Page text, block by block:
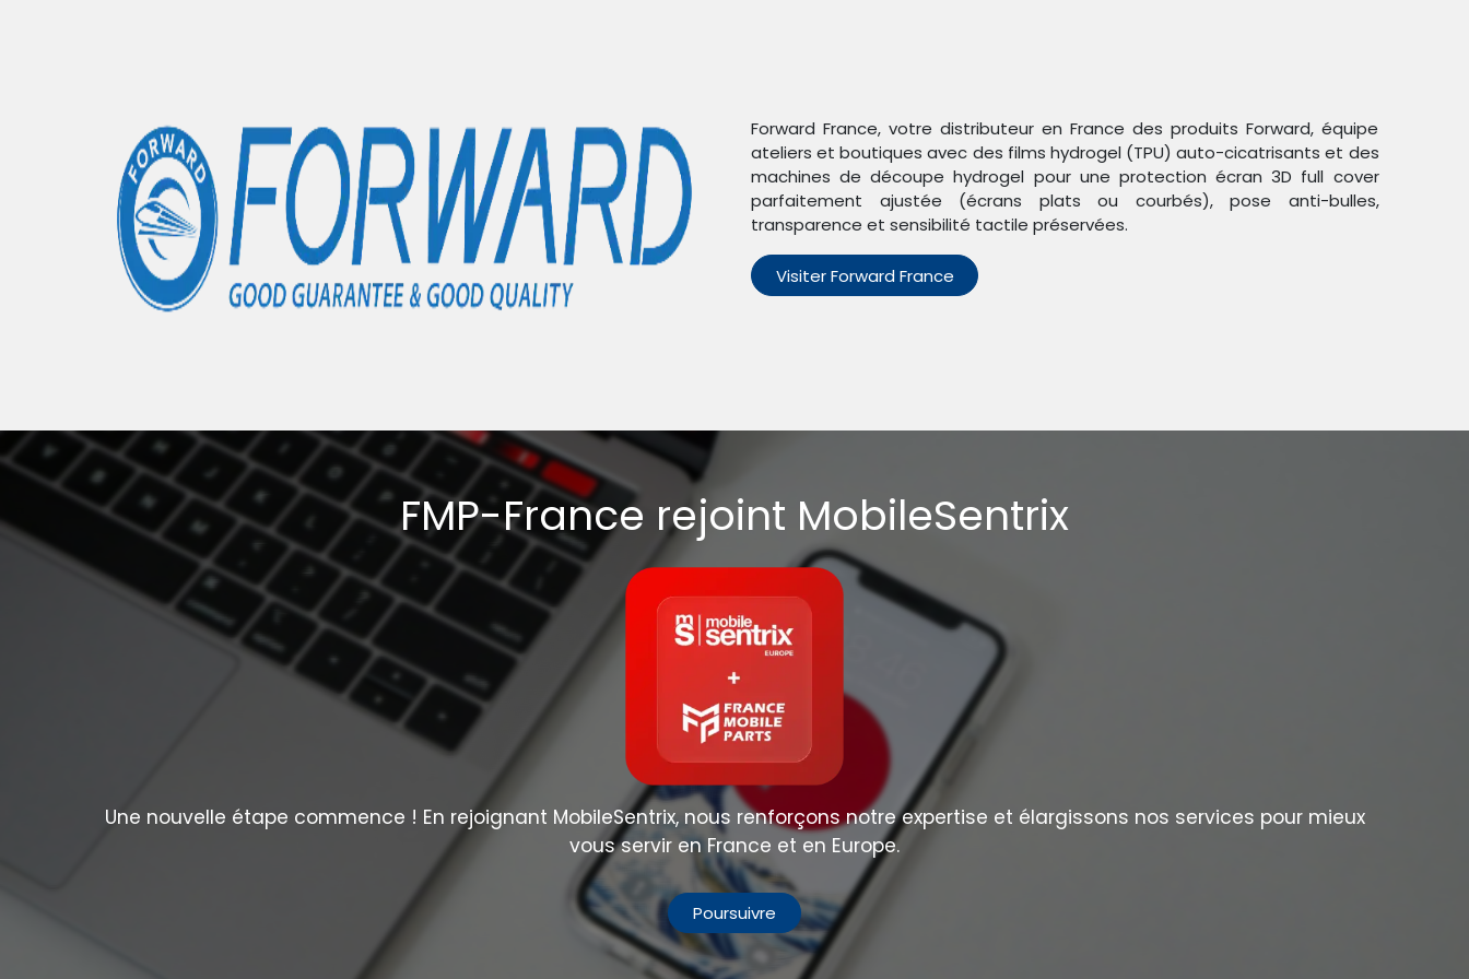
Accueil
Articles Coques sublimation XIAOMI- 0 éléments Trier par : Étiquettes
Forward France, votre distributeur en France des produits Forward, équipe
ateliers et boutiques avec des films hydrogel (TPU) auto-cicatrisants et des
machines de découpe hydrogel pour une protection écran 3D full cover
parfaitement ajustée (écrans plats ou courbés), pose anti-bulles,
transparence et sensibilité tactile préservées.
Visiter Forward France
FMP-France rejoint MobileSentrix
Une nouvelle étape commence ! En rejoignant MobileSentrix, nous renforçons notre expertise et élargissons nos services pour mieux
vous servir en France et en Europe.
Poursuivre